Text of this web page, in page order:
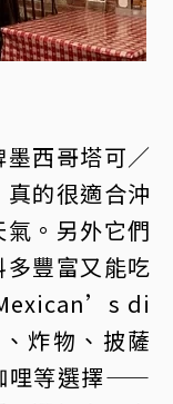
西哥塔可／
的很適合沖
。另外它們
豐富又能吃
di
炸物、披薩
哩等選擇——